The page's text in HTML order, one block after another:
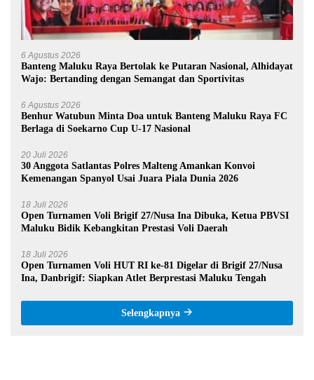
6 Agustus 2026
Banteng Maluku Raya Bertolak ke Putaran Nasional, Alhidayat
Wajo: Bertanding dengan Semangat dan Sportivitas
6 Agustus 2026
Benhur Watubun Minta Doa untuk Banteng Maluku Raya FC
Berlaga di Soekarno Cup U-17 Nasional
20 Juli 2026
30 Anggota Satlantas Polres Malteng Amankan Konvoi
Kemenangan Spanyol Usai Juara Piala Dunia 2026
18 Juli 2026
Open Turnamen Voli Brigif 27/Nusa Ina Dibuka, Ketua PBVSI
Maluku Bidik Kebangkitan Prestasi Voli Daerah
18 Juli 2026
Open Turnamen Voli HUT RI ke-81 Digelar di Brigif 27/Nusa
Ina, Danbrigif: Siapkan Atlet Berprestasi Maluku Tengah
Selengkapnya